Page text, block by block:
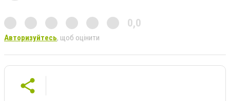
0,0
Авторизуйтесь, щоб оцінити